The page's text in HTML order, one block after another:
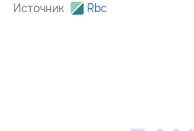
Источник Rbc